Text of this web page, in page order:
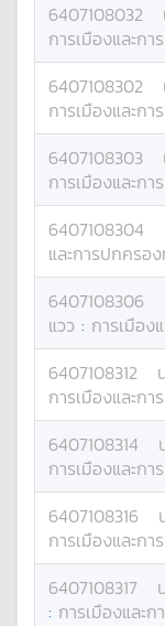
6407108032
การเมืองและก
6407108302
การเมืองและก
6407108303
การเมืองและก
6407108304
และการปกครอ
6407108306
แวว : การเมือง
6407108312
การเมืองและก
6407108314
การเมืองและก
6407108316
การเมืองและก
6407108317
: การเมืองและ